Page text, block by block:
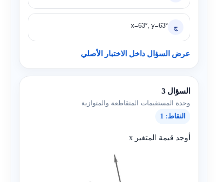
ج x=63°, y=63°
عرض السؤال داخل الاختبار الأصلي
السؤال 3
وحدة المستقيمات المتقاطعة والمتوازية
النقاط: 1
أوجد قيمة المتغير x